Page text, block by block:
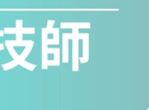
用不到，但我在工作時的心境也比別